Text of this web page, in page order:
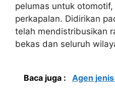
pelumas untuk
perkapalan. Didirikan
telah mendistribusikan
bekas dan seluruh
Baca juga : Agen